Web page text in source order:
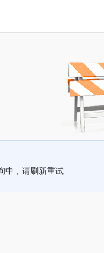
中，请刷新重试